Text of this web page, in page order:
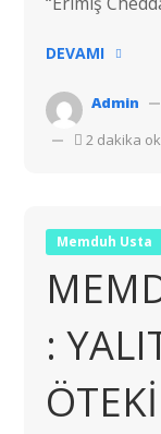
DEVAMI
Admin
2 dakika
Memduh Usta
: